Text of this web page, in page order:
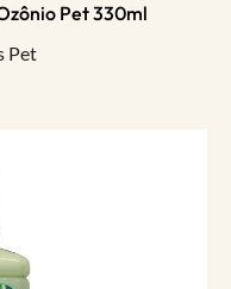
Pet 330ml
Pet